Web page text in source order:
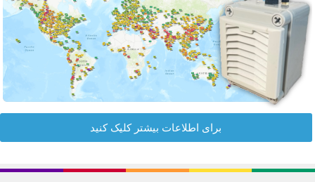
برای اطلاعات بیشتر کلیک کنید